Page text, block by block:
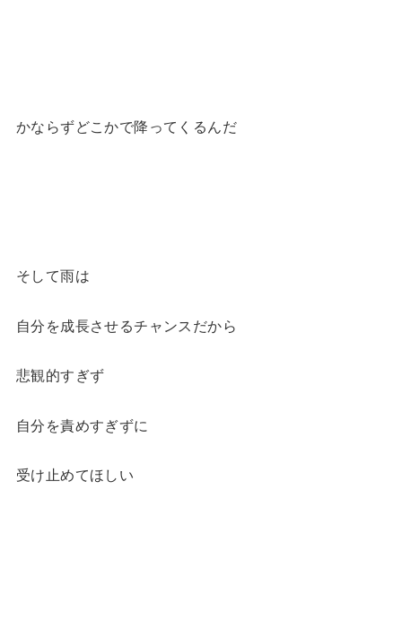
かならずどこかで降ってくるんだ
そして雨は
自分を成長させるチャンスだから
悲観的すぎず
自分を責めすぎずに
受け止めてほしい